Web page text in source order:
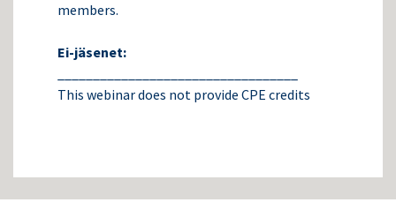
members.
Ei-jäsenet:
This webinar does not provide CPE credits